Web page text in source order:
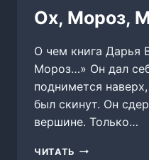
Ох, Мороз,
О чем книга Дарья
Мороз…» Он дал
поднимется
был скинут. Он
вершине. Только…
ЧИТАТЬ ОХ,